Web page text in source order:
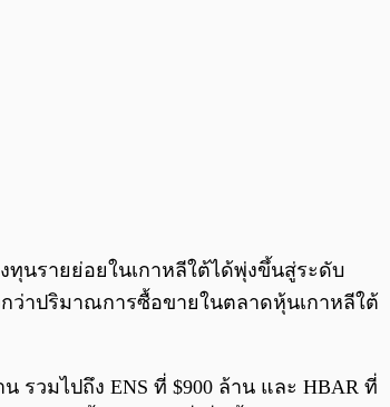
0:00 / 0:00
ทุนรายย่อยในเกาหลีใต้ได้พุ่งขึ้นสู่ระดับ
ว่าปริมาณการซื้อขายในตลาดหุ้นเกาหลีใต้
รวมไปถึง ENS ที่ $900 ล้าน และ HBAR ที่